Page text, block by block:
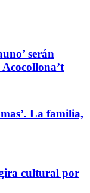
serán
La familia,
cultural por